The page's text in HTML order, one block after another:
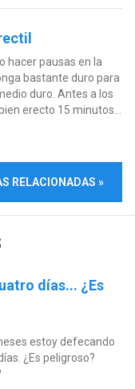
hacer pausas en la
bastante duro para
duro. Antes a los
erecto 15 minutos...
RELACIONADAS »
días... ¿Es
estoy defecando
¿Es peligroso?